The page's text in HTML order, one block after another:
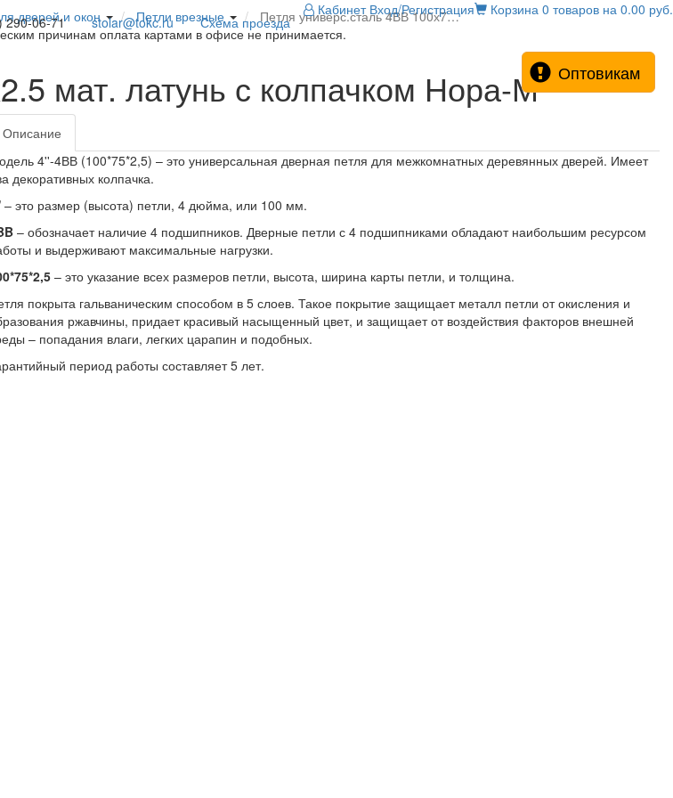
290-06-71 stolar@tokc.ru Схема проезда
Кабинет Вход/Регистрация Корзина 0 товаров на 0.00 руб.
дверей и окон Петли врезные
Петля универс.сталь 4ВВ 100х7…
причинам оплата картами в офисе не принимается.
Оптовикам
мат. латунь с колпачком Нора-М
Описание
4''-4ВВ (100*75*2,5) – это универсальная дверная петля для межкомнатных деревянных дверей. Имеет
декоративных колпачка.
– это размер (высота) петли, 4 дюйма, или 100 мм.
– обозначает наличие 4 подшипников. Дверные петли с 4 подшипниками обладают наибольшим ресурсом
и выдерживают максимальные нагрузки.
– это указание всех размеров петли, высота, ширина карты петли, и толщина.
покрыта гальваническим способом в 5 слоев. Такое покрытие защищает металл петли от окисления и
ржавчины, придает красивый насыщенный цвет, и защищает от воздействия факторов внешней
– попадания влаги, легких царапин и подобных.
период работы составляет 5 лет.